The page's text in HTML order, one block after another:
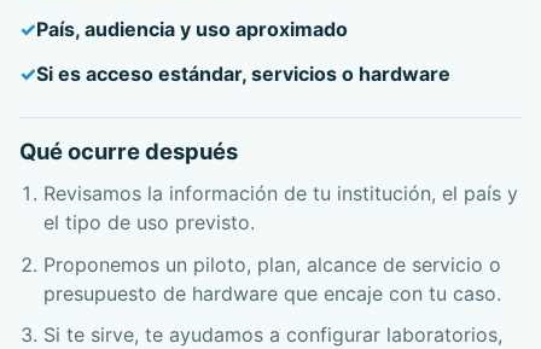
País, audiencia y uso aproximado
Si es acceso estándar, servicios o hardware
Qué ocurre después
Revisamos la información de tu institución, el país y
el tipo de uso previsto.
Proponemos un piloto, plan, alcance de servicio o
presupuesto de hardware que encaje con tu caso.
Si te sirve, te ayudamos a configurar laboratorios,